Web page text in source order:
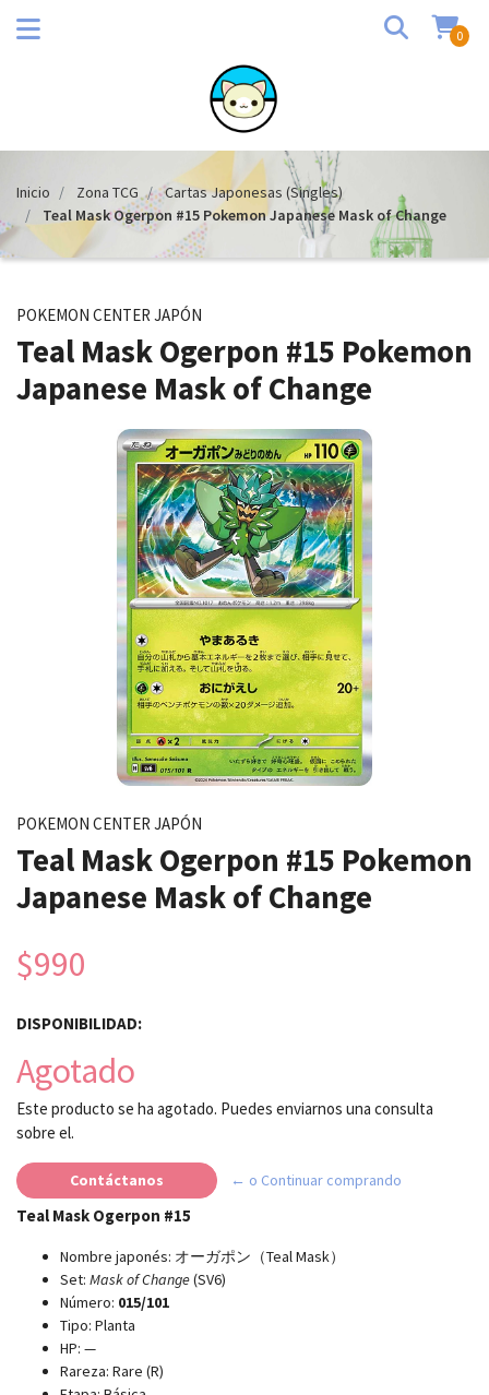
0
Inicio Zona TCG
Cartas Japonesas (Singles)
Teal Mask Ogerpon #15 Pokemon Japanese Mask of Change
POKEMON CENTER JAPÓN
Teal Mask Ogerpon #15 Pokemon
Japanese Mask of Change
POKEMON CENTER JAPÓN
Teal Mask Ogerpon #15 Pokemon
Japanese Mask of Change
$990
DISPONIBILIDAD:
Agotado
Este producto se ha agotado. Puedes enviarnos una consulta
sobre el.
Contáctanos ← o Continuar comprando
Teal Mask Ogerpon #15
Nombre japonés: オーガポン（Teal Mask）
Set: Mask of Change(SV6)
Número: 015/101
Tipo: Planta
HP: —
Rareza: Rare (R)